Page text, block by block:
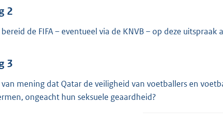
e
K
b
2
de FIFA – eventueel via de KNVB – op deze uitspraak
3
van mening dat Qatar de veiligheid van voetballers en
ongeacht hun seksuele geaardheid?